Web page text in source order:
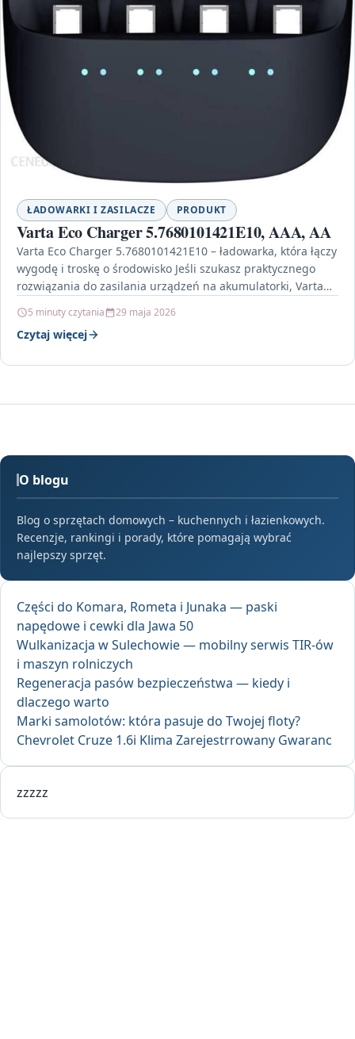
ŁADOWARKI I ZASILACZE PRODUKT
Varta Eco Charger 5.7680101421E10, AAA, AA
Varta Eco Charger 5.7680101421E10 – ładowarka, która łączy
wygodę i troskę o środowisko Jeśli szukasz praktycznego
rozwiązania do zasilania urządzeń na akumulatorki, Varta
5 minuty czytania 29 maja 2026
Czytaj więcej
O blogu
Blog o sprzętach domowych – kuchennych i łazienkowych.
Recenzje, rankingi i porady, które pomagają wybrać
najlepszy sprzęt.
Części do Komara, Rometa i Junaka — paski
napędowe i cewki dla Jawa 50
Wulkanizacja w Sulechowie — mobilny serwis TIR-ów
i maszyn rolniczych
Regeneracja pasów bezpieczeństwa — kiedy i
dlaczego warto
Marki samolotów: która pasuje do Twojej floty?
Chevrolet Cruze 1.6i Klima Zarejestrrowany Gwaranc
zzzzz